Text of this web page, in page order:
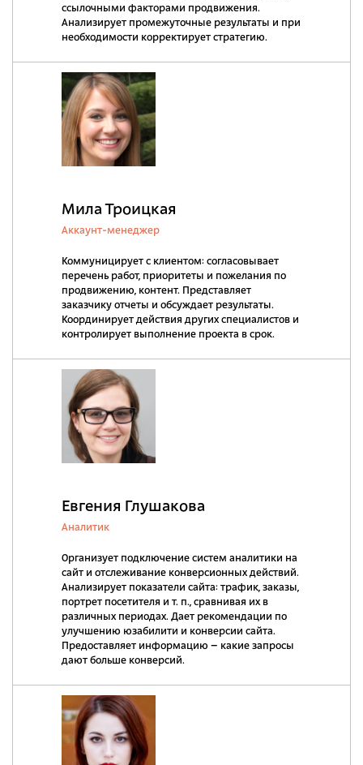
ссылочными факторами продвижения.
Анализирует промежуточные результаты и при
необходимости корректирует стратегию.
Мила Троицкая
Аккаунт-менеджер
Коммуницирует с клиентом: согласовывает
перечень работ, приоритеты и пожелания по
продвижению, контент. Представляет
заказчику отчеты и обсуждает результаты.
Координирует действия других специалистов и
контролирует выполнение проекта в срок.
Евгения Глушакова
Аналитик
Организует подключение систем аналитики на
сайт и отслеживание конверсионных действий.
Анализирует показатели сайта: трафик, заказы,
портрет посетителя и т. п., сравнивая их в
различных периодах. Дает рекомендации по
улучшению юзабилити и конверсии сайта.
Предоставляет информацию – какие запросы
дают больше конверсий.